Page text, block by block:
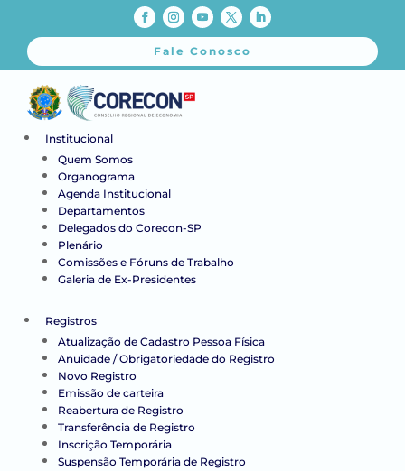
Fale Conosco
Institucional
Quem Somos
Organograma
Agenda Institucional
Departamentos
Delegados do Corecon-SP
Plenário
Comissões e Fóruns de Trabalho
Galeria de Ex-Presidentes
Registros
Atualização de Cadastro Pessoa Física
Anuidade / Obrigatoriedade do Registro
Novo Registro
Emissão de carteira
Reabertura de Registro
Transferência de Registro
Inscrição Temporária
Suspensão Temporária de Registro